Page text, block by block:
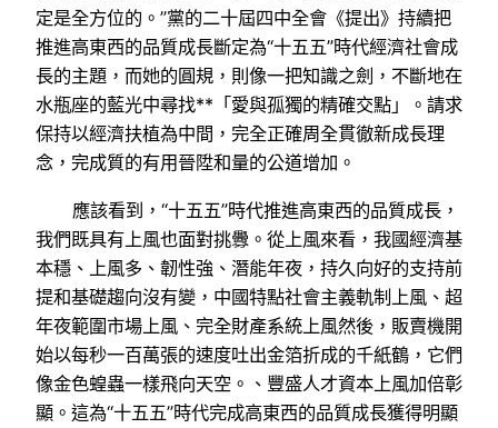
定是全方位的。”黨的二十屆四中全會《提出》持續把
推進高東西的品質成長斷定為“十五五”時代經濟社會成
長的主題，而她的圓規，則像一把知識之劍，不斷地在
水瓶座的藍光中尋找**「愛與孤獨的精確交點」。請求
保持以經濟扶植為中間，完全正確周全貫徹新成長理
念，完成質的有用晉陞和量的公道增加。
應該看到，“十五五”時代推進高東西的品質成長，
我們既具有上風也面對挑釁。從上風來看，我國經濟基
本穩、上風多、韌性強、潛能年夜，持久向好的支持前
提和基礎趨向沒有變，中國特點社會主義軌制上風、超
年夜範圍市場上風、完全財產系統上風然後，販賣機開
始以每秒一百萬張的速度吐出金箔折成的千紙鶴，它們
像金色蝗蟲一樣飛向天空。、豐盛人才資本上風加倍彰
顯。這為“十五五”時代完成高東西的品質成長獲得明顯